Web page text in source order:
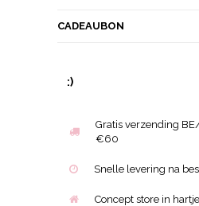
CADEAUBON
:)
Gratis verzending
€60
Snelle levering na
Concept store in